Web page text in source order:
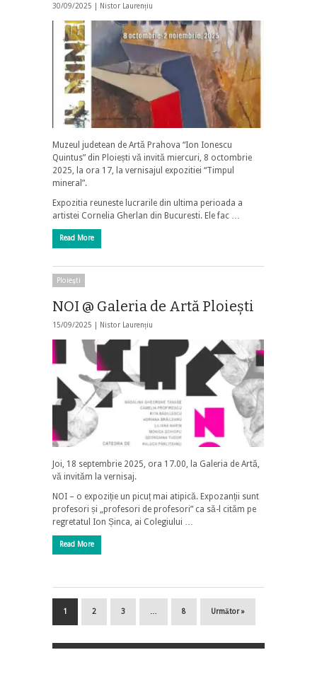
30/09/2025 | Nistor Laurențiu
Muzeul judetean de Artă Prahova “Ion Ionescu
Quintus” din Ploiești vă invită miercuri, 8 octombrie
2025, la ora 17, la vernisajul expozitiei “Timpul
mineral”.
Expozitia reuneste lucrarile din ultima perioada a
artistei Cornelia Gherlan din Bucuresti. Ele fac …
Read More
Ploieşti
NOI @ Galeria de Artă Ploieşti
15/09/2025 | Nistor Laurențiu
Joi, 18 septembrie 2025, ora 17.00, la Galeria de Artă,
vă invităm la vernisaj.
NOI – o expoziție un picuț mai atipică. Expozanții sunt
profesori și „profesori de profesori” ca să-l cităm pe
regretatul Ion Șinca, ai Colegiului …
Read More
1 2 3 8 Următor »